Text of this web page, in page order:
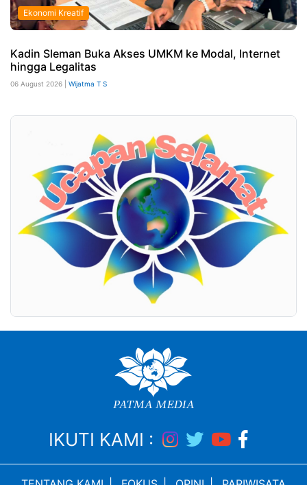
Ekonomi Kreatif
Kadin Sleman Buka Akses UMKM ke Modal, Internet
hingga Legalitas
06 August 2026 | Wijatma T S
IKUTI KAMI :